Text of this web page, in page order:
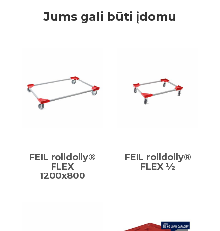
Jums gali būti įdomu
FEIL rolldolly®
FLEX
1200x800
FEIL rolldolly®
FLEX ½